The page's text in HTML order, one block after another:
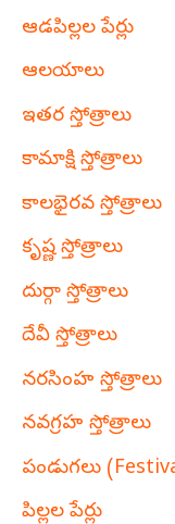
ఆడపిల్లల పేర్లు
ఆలయాలు
ఇతర స్తోత్రాలు
కామాక్షి స్తోత్రాలు
కాలభైరవ స్తోత్రాలు
కృష్ణ స్తోత్రాలు
దుర్గా స్తోత్రాలు
దేవీ స్తోత్రాలు
నరసింహ స్తోత్రాలు
నవగ్రహ స్తోత్రాలు
పండుగలు
పిల్లల పేర్లు